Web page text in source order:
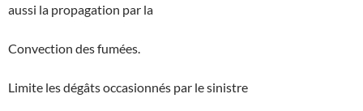
aussi la propagation par la
Convection des fumées.
Limite les dégâts occasionnés par le sinistre